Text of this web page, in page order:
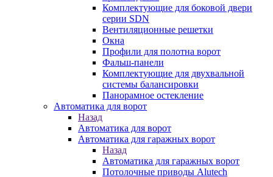
Комплектующие для боковой двери
серии SDN
Вентиляционные решетки
Окна
Профили для полотна ворот
Фальш-панели
Комплектующие для двухвальной
системы балансировки
Панорамное остекление
Автоматика для ворот
Назад
Автоматика для ворот
Автоматика для гаражных ворот
Назад
Автоматика для гаражных ворот
Потолочные приводы Alutech